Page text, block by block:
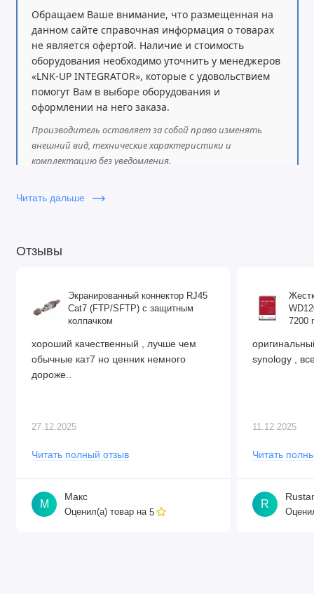
Обращаем Ваше внимание, что размещенная на
данном сайте справочная информация о товарах
не является офертой. Наличие и стоимость
оборудования необходимо уточнить у менеджеров
«LNK-UP INTEGRATOR», которые с удовольствием
помогут Вам в выборе оборудования и
оформлении на него заказа.
Производитель оставляет за собой право изменять
внешний вид, технические характеристики и
комплектацию без уведомления.
Читать дальше
Отзывы
Экранированный коннектор RJ45
Cat7 (FTP/SFTP) с защитным
колпачком
хороший качественный , лучше чем
обычные кат7 но ценник немного
дороже..
27.12.2025
Читать полный отзыв
М
Макс
Оценил(а) товар на 5
7200
synology ,
11.12.2025
Читать
R